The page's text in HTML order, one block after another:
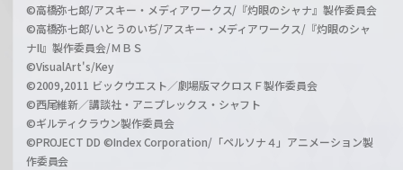
©高橋弥七郎/アスキー・メディアワークス/『灼眼のシャナ』製作委員会
©高橋弥七郎/いとうのいぢ/アスキー・メディアワークス/『灼眼のシャ
ナII』製作委員会/ＭＢＳ
©VisualArt's/Key
©2009,2011 ビックウエスト／劇場版マクロスＦ製作委員会
©西尾維新／講談社・アニプレックス・シャフト
©ギルティクラウン製作委員会
©PROJECT DD ©Index Corporation/「ペルソナ４」アニメーション製
作委員会